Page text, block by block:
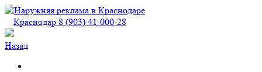
Краснодар 8 (903) 41-000-28
Назад